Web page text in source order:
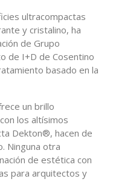
ultracompactas
y cristalino, ha
de Grupo
de I+D de Cosentino
basado en la
un brillo
los altísimos
Dekton®, hacen de
Ninguna otra
de estética con
para arquitectos y